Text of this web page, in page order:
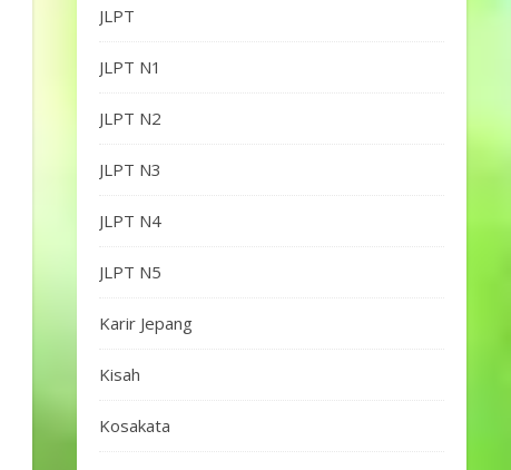
JLPT
JLPT N1
JLPT N2
JLPT N3
JLPT N4
JLPT N5
Karir Jepang
Kisah
Kosakata